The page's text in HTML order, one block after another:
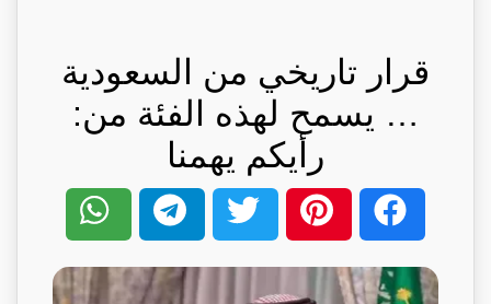
قرار تاريخي من السعودية
… يسمح لهذه الفئة من:
رأيكم يهمنا